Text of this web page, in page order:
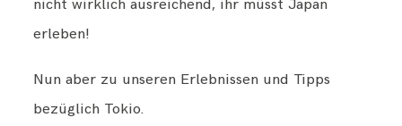
nicht wirklich ausreichend, ihr müsst Japan
erleben!
Nun aber zu unseren Erlebnissen und Tipps
bezüglich Tokio.